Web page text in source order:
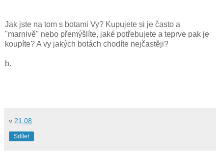
Jak jste na tom s botami Vy? Kupujete si je často a
"marnivě" nebo přemýšlíte, jaké potřebujete a teprve pak je
koupíte? A vy jakých botách chodíte nejčastěji?
b.
v 21:08
Sdílet